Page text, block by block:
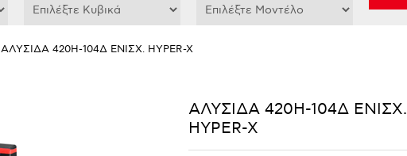
ΑΛΥΣΙΔΑ 420H-104Δ ΕΝΙΣΧ. HYPER-X
ΑΛΥΣΙΔΑ 420H-104Δ ΕΝΙΣΧ.
HYPER-X